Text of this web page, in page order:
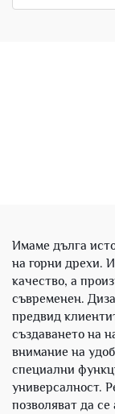
Имаме дълга
на горни дрехи.
качество, а
съвременен.
предвид
създаването на
внимание на
специални
универсалност.
позволяват да